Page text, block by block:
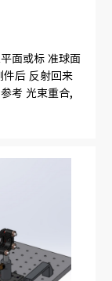
面或标 准球面
件后 反射回来
考 光束重合,